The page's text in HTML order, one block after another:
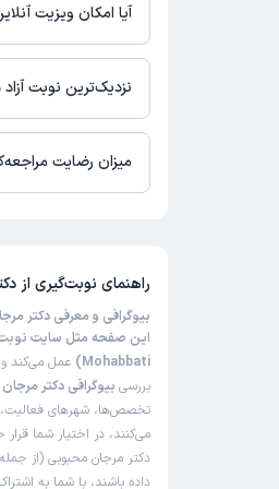
بیمارستان عرفان سعادت
آیا امکان ویزیت
در حال حاضر اطلاعاتی
نیست. برای دریافت
نزدیک‌ترین نوبت
زمان نوبت‌دهی و پذیرش
میزان رضایت
راهنمای نوبت‌گیری از
بیوگرافی و معرفی دکتر
Mohabbati)
عمل می‌کند و
بررسی بیوگرافی دکتر
تخصص‌ها، شهرهای فعالیت،
می‌کنند، در اختیار شما
دکتر مرجان محبوبی (از
داده باشند، با شما به